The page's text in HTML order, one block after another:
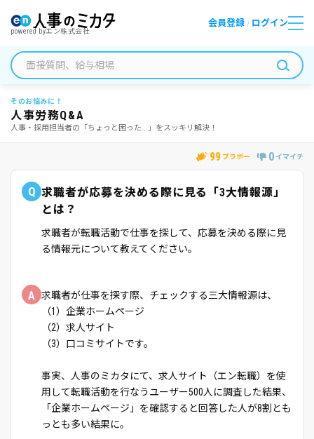
powered byエン株式会社
会員登録 / ログイン
そのお悩みに！
人事労務Q&A
人事・採用担当者の「ちょっと困った...」をスッキリ解決！
99 ブラボー 0 イマイチ
Q 求職者が応募を決める際に見る「3大情報源」
とは？
求職者が転職活動で仕事を探して、応募を決める際に見
る情報元について教えてください。
A
求職者が仕事を探す際、チェックする三大情報源は、
（1）企業ホームページ
（2）求人サイト
（3）口コミサイトです。
事実、人事のミカタにて、求人サイト（エン転職）を使
用して転職活動を行なうユーザー500人に調査した結果、
「企業ホームページ」を確認すると回答した人が8割とも
っとも多い結果に。